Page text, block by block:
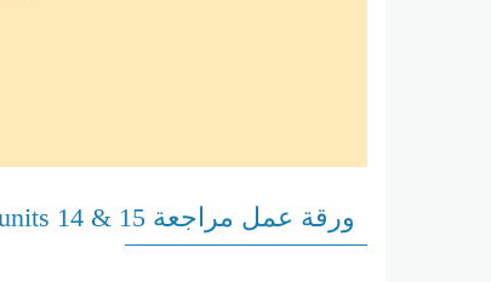
ورقة عمل مراجعة units 14 & 15 اللغة الإنجليزية الصف الأول الفصل الثاني